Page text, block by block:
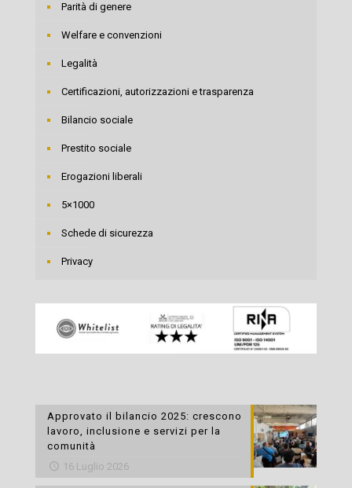
Parità di genere
Welfare e convenzioni
Legalità
Certificazioni, autorizzazioni e trasparenza
Bilancio sociale
Prestito sociale
Erogazioni liberali
5×1000
Schede di sicurezza
Privacy
Approvato il bilancio 2025: crescono
lavoro, inclusione e servizi per la
comunità
16 Luglio 2026